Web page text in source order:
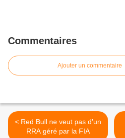
Commentaires
Ajouter un commentaire
< Red Bull ne veut pas d'un
RRA géré par la FIA